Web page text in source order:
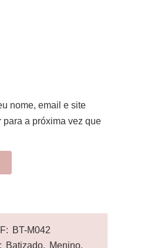
nome, email e site
para a próxima vez que
BT-M042
Batizado, Menino,